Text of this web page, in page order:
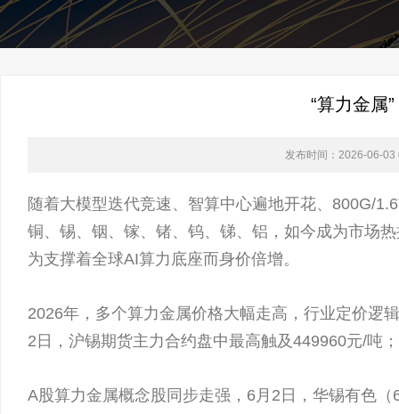
“算力金属
发布时间：2026-06-
随着大模型迭代竞速、智算中心遍地开花、800G/
铜、锡、铟、镓、锗、钨、锑、铝，如今成为市场
为支撑着全球AI算力底座而身价倍增。
2026年，多个算力金属价格大幅走高，行业定价逻
2日，沪锡期货主力合约盘中最高触及449960元/吨
A股算力金属概念股同步走强，6月2日，华锡有色